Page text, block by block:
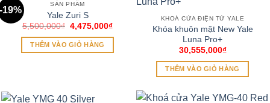
-19%
SẢN PHẨM
Yale Zuri S
5,500,000₫ Giá
là:
5,500,000₫.
4,475,000₫Giá
THÊM VÀO GIỎ HÀNG
KHOÁ CỬA ĐIỆN TỬ YALE
Khóa khuôn mặt New Yale
Luna Pro+
30,555,000₫
THÊM VÀO GIỎ HÀNG